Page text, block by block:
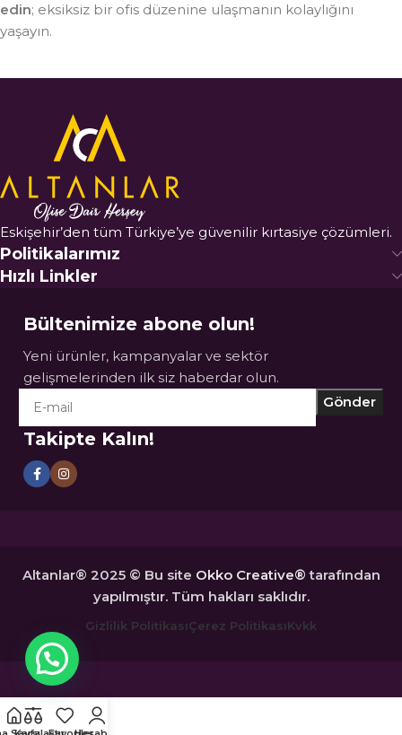
edin; eksiksiz bir ofis düzenine ulaşmanın kolaylığını
yaşayın.
Eskişehir’den tüm Türkiye’ye güvenilir kırtasiye çözümleri.
Politikalarımız
Hızlı Linkler
Bültenimize abone olun!
Yeni ürünler, kampanyalar ve sektör
gelişmelerinden ilk siz haberdar olun.
Takipte Kalın!
Altanlar® 2025 © Bu site Okko Creative® tarafından
yapılmıştır. Tüm hakları saklıdır.
Gizlilik PolitikasıÇerez PolitikasıKvkk